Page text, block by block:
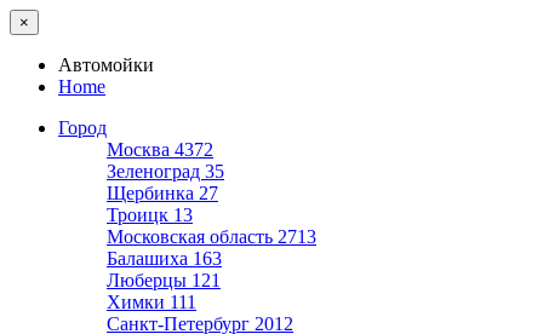
×
Автомойки
Home
Город
Москва 4372
Зеленоград 35
Щербинка 27
Троицк 13
Московская область 2713
Балашиха 163
Люберцы 121
Химки 111
Санкт-Петербург 2012